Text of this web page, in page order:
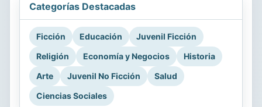
Categorías Destacadas
Ficción Educación
Juvenil Ficción
Religión
Economía y Negocios
Historia
Arte
Juvenil No Ficción
Salud
Ciencias Sociales